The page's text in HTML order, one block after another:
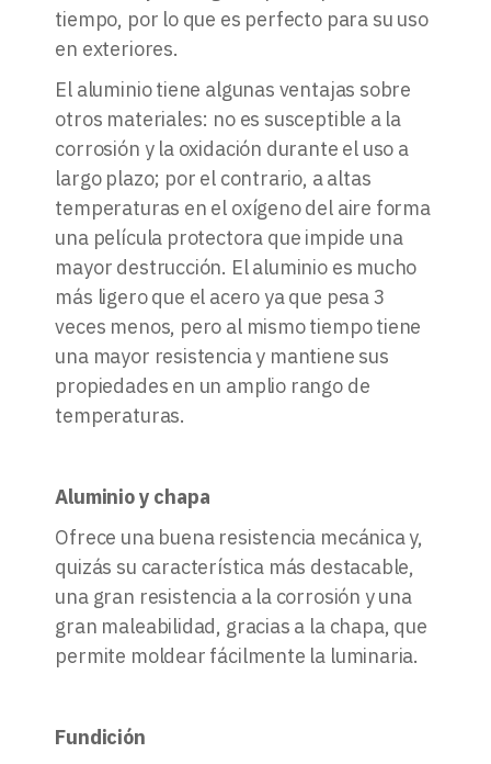
tiempo, por lo que es perfecto para su uso
en exteriores.
El aluminio tiene algunas ventajas sobre
otros materiales: no es susceptible a la
corrosión y la oxidación durante el uso a
largo plazo; por el contrario, a altas
temperaturas en el oxígeno del aire forma
una película protectora que impide una
mayor destrucción. El aluminio es mucho
más ligero que el acero ya que pesa 3
veces menos, pero al mismo tiempo tiene
una mayor resistencia y mantiene sus
propiedades en un amplio rango de
temperaturas.
Aluminio y chapa
Ofrece una buena resistencia mecánica y,
quizás su característica más destacable,
una gran resistencia a la corrosión y una
gran maleabilidad, gracias a la chapa, que
permite moldear fácilmente la luminaria.
Fundición